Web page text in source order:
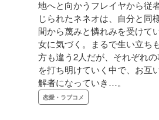
地へと向かうフレイヤから従
じられたネネオは、自分と同
間から蔑みと憐れみを受けて
女に気づく。まるで生い立ち
方も違う2人だが、それぞれ
を打ち明けていく中で、お互
解者になっていき…。
恋愛・ラブコメ